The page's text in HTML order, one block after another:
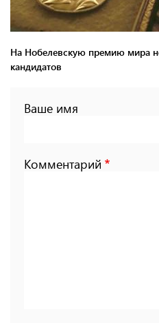
На Нобелевскую премию мира
кандидатов
Ваше имя
Комментарий